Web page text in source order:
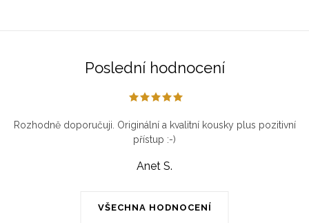
Poslední hodnocení
VŠECHNA HODNOCENÍ
Rozhodně doporučuji. Originální a kvalitní kousky plus pozitivní
přístup :-)
Anet S.